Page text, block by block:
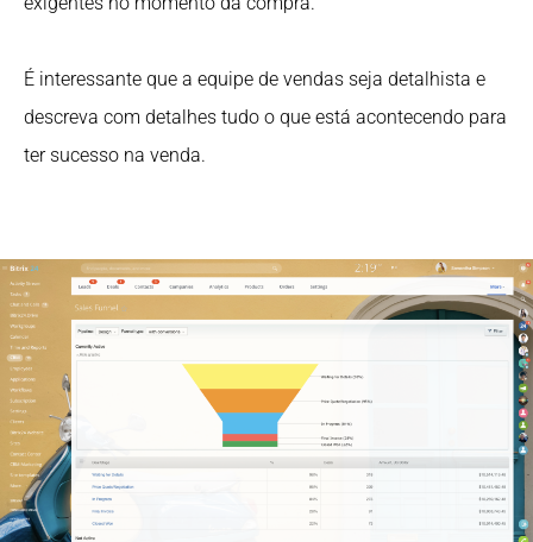
É interessante que a equipe de vendas seja detalhista e
descreva com detalhes tudo o que está acontecendo para
ter sucesso na venda.